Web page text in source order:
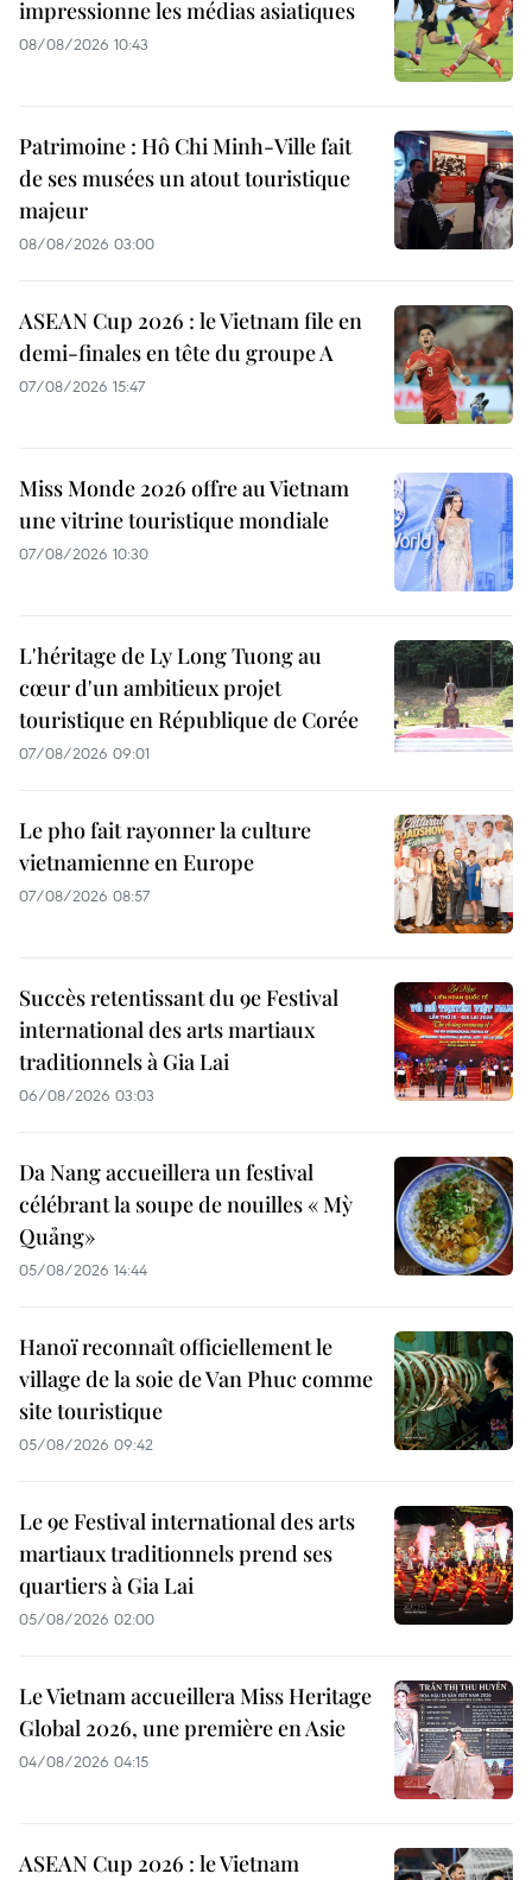
impressionne les médias asiatiques
08/08/2026 10:43
Patrimoine : Hô Chi Minh-Ville fait
de ses musées un atout touristique
majeur
08/08/2026 03:00
ASEAN Cup 2026 : le Vietnam file en
demi-finales en tête du groupe A
07/08/2026 15:47
Miss Monde 2026 offre au Vietnam
une vitrine touristique mondiale
07/08/2026 10:30
L'héritage de Ly Long Tuong au
cœur d'un ambitieux projet
touristique en République de Corée
07/08/2026 09:01
Le pho fait rayonner la culture
vietnamienne en Europe
07/08/2026 08:57
Succès retentissant du 9e Festival
international des arts martiaux
traditionnels à Gia Lai
06/08/2026 03:03
Da Nang accueillera un festival
célébrant la soupe de nouilles « Mỳ
Quảng»
05/08/2026 14:44
Hanoï reconnaît officiellement le
village de la soie de Van Phuc comme
site touristique
05/08/2026 09:42
Le 9e Festival international des arts
martiaux traditionnels prend ses
quartiers à Gia Lai
05/08/2026 02:00
Le Vietnam accueillera Miss Heritage
Global 2026, une première en Asie
04/08/2026 04:15
ASEAN Cup 2026 : le Vietnam